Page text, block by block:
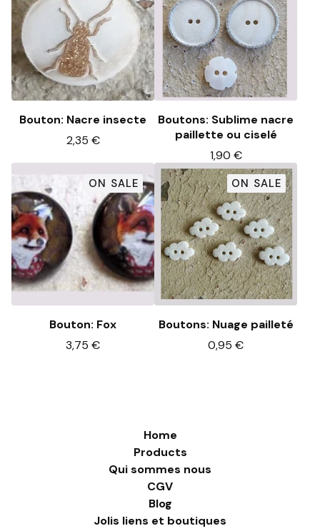
Bouton: Nacre insecte
2,35 €
Boutons: Sublime nacre
paillette ou ciselé
1,90 €
ON SALE
Bouton: Fox
3,75 €
ON SALE
Boutons: Nuage pailleté
0,95 €
Home
Products
Qui sommes nous
CGV
Blog
Jolis liens et boutiques